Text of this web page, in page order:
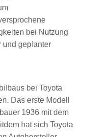
bei Nutzung
und geplanter
bei Toyota
Das erste Modell
1936 mit dem
hat sich Toyota